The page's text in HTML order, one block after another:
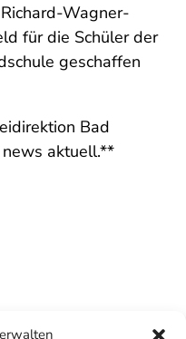
Wagner-
für die Schüler der
geschaffen
Bad
aktuell.**